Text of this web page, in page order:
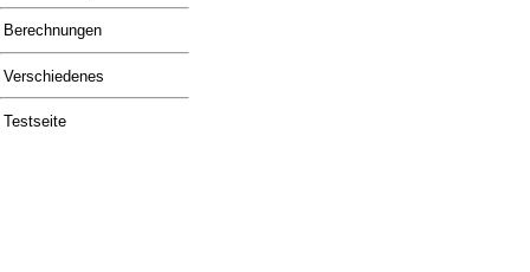
Berechnungen
Verschiedenes
Testseite